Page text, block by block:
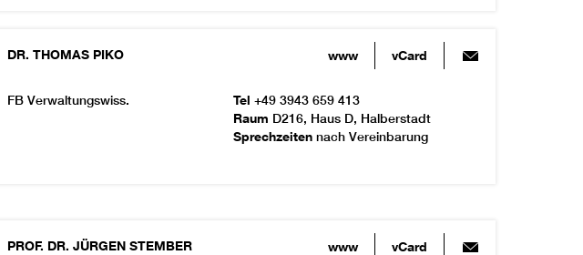
DR. THOMAS PIKO
FB Verwaltungswiss. Tel +49 3943 659 413
Raum D216, Haus D, Halberstadt
Sprechzeiten nach Vereinbarung
vCard
www
PROF. DR. JÜRGEN STEMBER vCard
www